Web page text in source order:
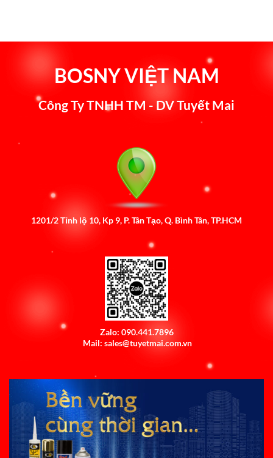
BOSNY VIỆT NAM
Công Ty TNHH TM - DV Tuyết Mai
1201/2 Tỉnh lộ 10, Kp 9, P. Tân Tạo, Q. Bình Tân, TP.HCM
Zalo: 090.441.7896
Mail: sales@tuyetmai.com.vn